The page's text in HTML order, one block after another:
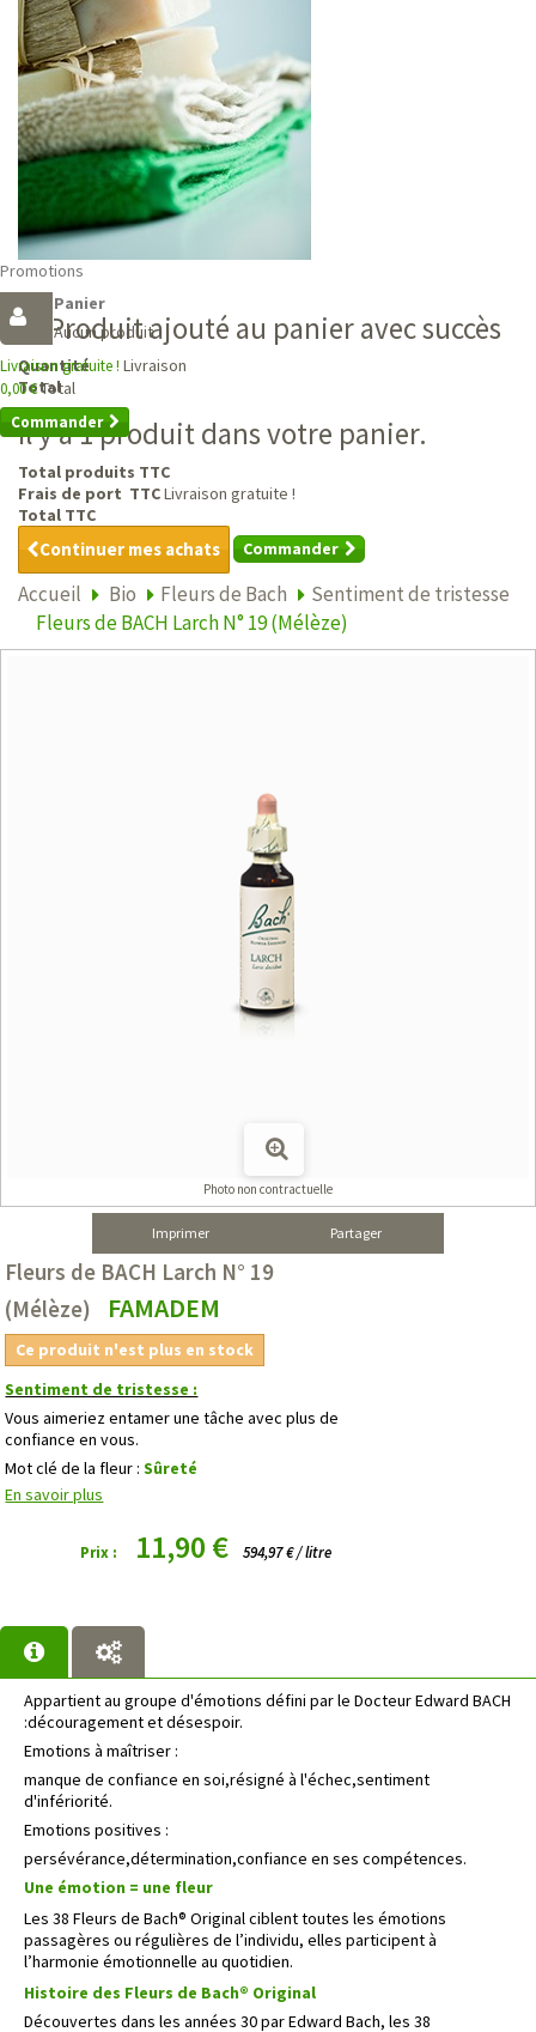
Promotions
Panier
Aucun produit
Livraison gratuite ! Livraison
0,00 €Total
Commander
Produit ajouté au panier avec succès
Quantité
Total
Il y a 1 produit dans votre panier.
Total produits TTC
Frais de port TTCLivraison gratuite !
Total TTC
Continuer mes achats Commander
Accueil Bio Fleurs de Bach
Sentiment de tristesse
Fleurs de BACH Larch N° 19 (Mélèze)
Photo non contractuelle
Imprimer Partager
Fleurs de BACH Larch N° 19
(Mélèze)
FAMADEM
Ce produit n'est plus en stock
Sentiment de tristesse :
Vous aimeriez entamer une tâche avec plus de
confiance en vous.
Mot clé de la fleur :Sûreté
En savoir plus
Prix : 11,90 € 594,97 € / litre
Appartient au groupe d'émotions défini par le Docteur Edward BACH
:découragement et désespoir.
Emotions à maîtriser :
manque de confiance en soi,résigné à l'échec,sentiment
d'infériorité.
Emotions positives :
persévérance,détermination,confiance en ses compétences.
Une émotion = une fleur
Les 38 Fleurs de Bach® Original ciblent toutes les émotions
passagères ou régulières de l’individu, elles participent à
l’harmonie émotionnelle au quotidien.
Histoire des Fleurs de Bach® Original
Découvertes dans les années 30 par Edward Bach, les 38